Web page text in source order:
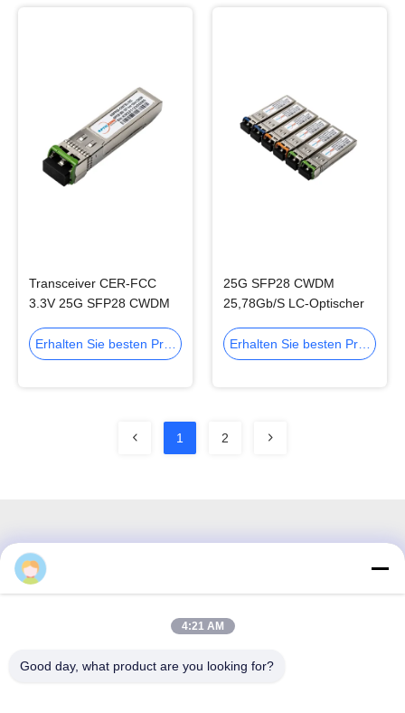
Transceiver CER-FCC
3.3V 25G SFP28 CWDM
Erhalten Sie besten Preis
25G SFP28 CWDM
25,78Gb/S LC-Optischer
Erhalten Sie besten Preis
1 2
Email: fanny@opticking.com
Telefon: +86-755-83425935-83425936
4:21 AM
Good day, what product are you looking for?